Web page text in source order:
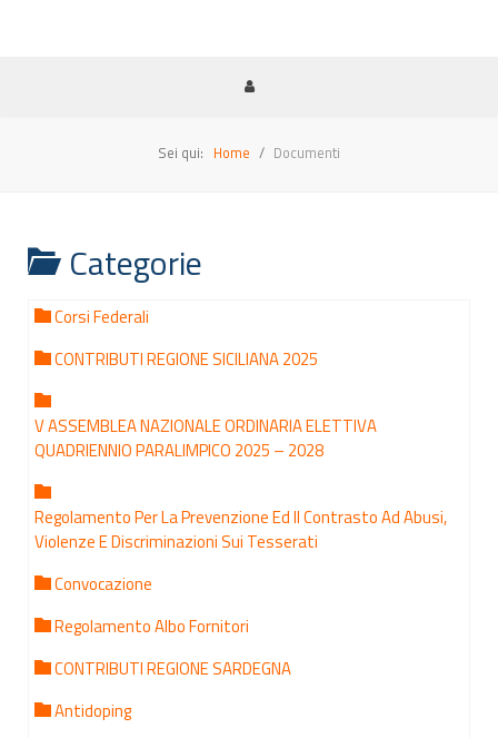
Sei qui: Home Documenti
Categorie
Corsi Federali
CONTRIBUTI REGIONE SICILIANA 2025
V ASSEMBLEA NAZIONALE ORDINARIA ELETTIVA
QUADRIENNIO PARALIMPICO 2025 – 2028
Regolamento Per La Prevenzione Ed Il Contrasto Ad Abusi,
Violenze E Discriminazioni Sui Tesserati
Convocazione
Regolamento Albo Fornitori
CONTRIBUTI REGIONE SARDEGNA
Antidoping